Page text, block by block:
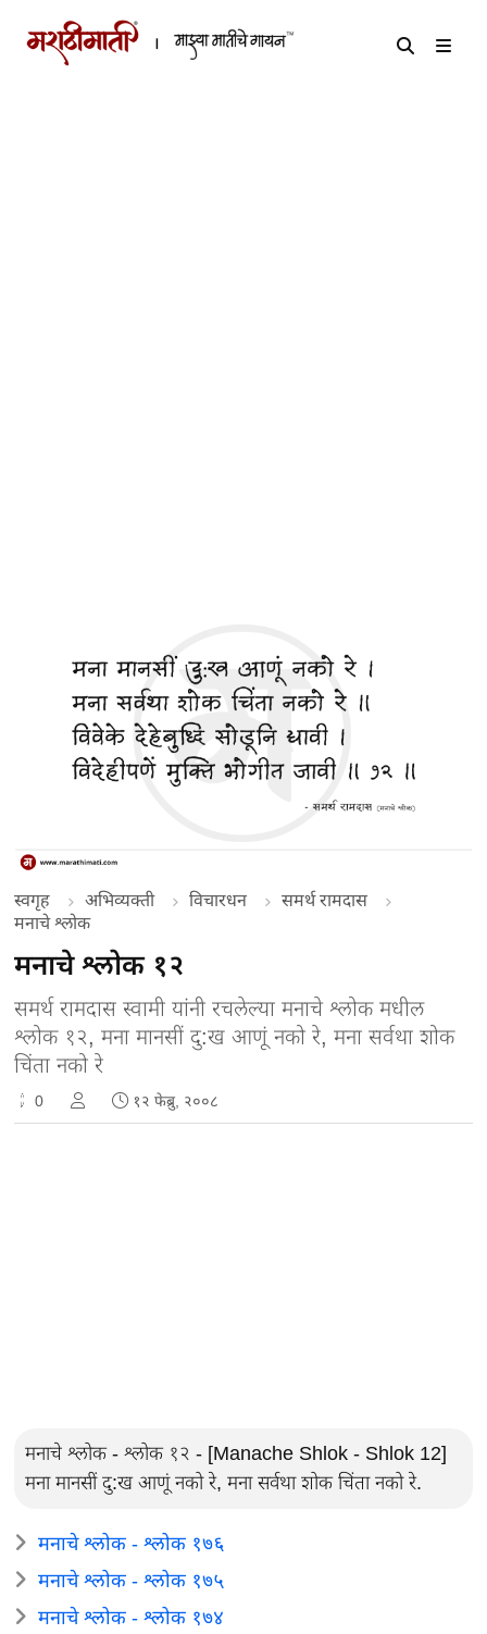
स्वगृह अभिव्यक्ती विचारधन
समर्थ रामदास
मनाचे श्लोक
मनाचे श्लोक १२
समर्थ रामदास स्वामी यांनी रचलेल्या मनाचे श्लोक मधील
श्लोक १२, मना मानसीं दु:ख आणूं नको रे, मना सर्वथा शोक
चिंता नको रे
0 १२ फेब्रु, २००८
मनाचे श्लोक - श्लोक १२ - [Manache Shlok - Shlok 12]
मना मानसीं दु:ख आणूं नको रे, मना सर्वथा शोक चिंता नको रे.
मनाचे श्लोक - श्लोक १७६
मनाचे श्लोक - श्लोक १७५
मनाचे श्लोक - श्लोक १७४